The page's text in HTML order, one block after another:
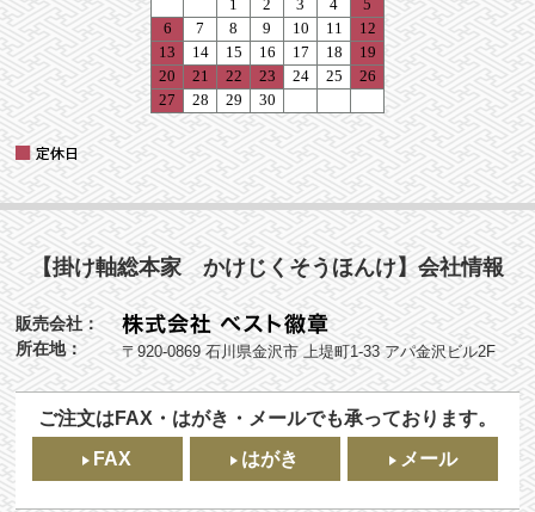
【掛け軸総本家 かけじくそうほんけ】会社情報
販売会社：
所在地：
〒920-0869 石川県金沢市 上堤町1-33 アパ金沢ビル2F
ご注文はFAX・はがき・メールでも承っております。
FAX
はがき メール